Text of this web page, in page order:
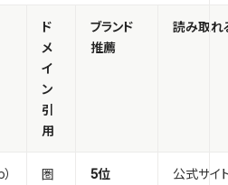
ド
メ
イ
ン
引
用
ブランド
推薦
読み取れ
圏
5位
公式サイ